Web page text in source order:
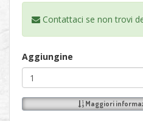
Contattaci se non trovi
Aggiungine
Maggiori